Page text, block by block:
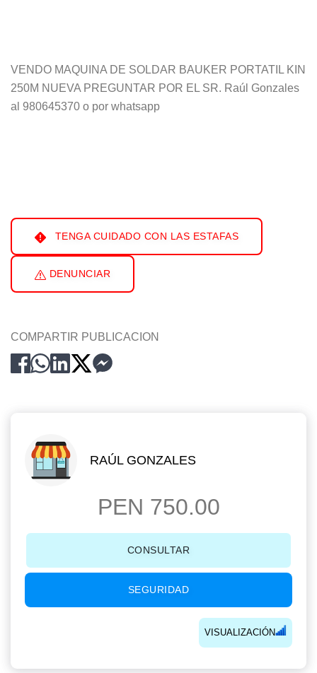
VENDO MAQUINA DE SOLDAR BAUKER PORTATIL KIN
250M NUEVA PREGUNTAR POR EL SR. Raúl Gonzales
al 980645370 o por whatsapp
TENGA CUIDADO CON LAS ESTAFAS
DENUNCIAR
COMPARTIR PUBLICACION
RAÚL GONZALES
PEN 750.00
CONSULTAR
SEGURIDAD
VISUALIZACIÓN